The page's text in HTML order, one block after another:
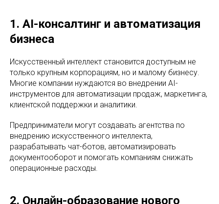
1. AI-консалтинг и автоматизация
бизнеса
Искусственный интеллект становится доступным не
только крупным корпорациям, но и малому бизнесу.
Многие компании нуждаются во внедрении AI-
инструментов для автоматизации продаж, маркетинга,
клиентской поддержки и аналитики.
Предприниматели могут создавать агентства по
внедрению искусственного интеллекта,
разрабатывать чат-ботов, автоматизировать
документооборот и помогать компаниям снижать
операционные расходы.
2. Онлайн-образование нового